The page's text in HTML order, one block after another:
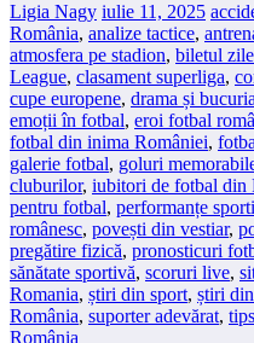
Ligia Nagy iulie 11, 2025
România, analize tactice,
atmosfera pe stadion, biletul
League, clasament superliga,
cupe europene, drama și
emoții în fotbal, eroi fotbal
fotbal din inima României,
galerie fotbal, goluri
cluburilor, iubitori de fotbal din
pentru fotbal, performanțe
românesc, povești din vestiar,
pregătire fizică, pronosticuri
sănătate sportivă, scoruri live,
Romania, știri din sport, știri
România, suporter adevărat,
România